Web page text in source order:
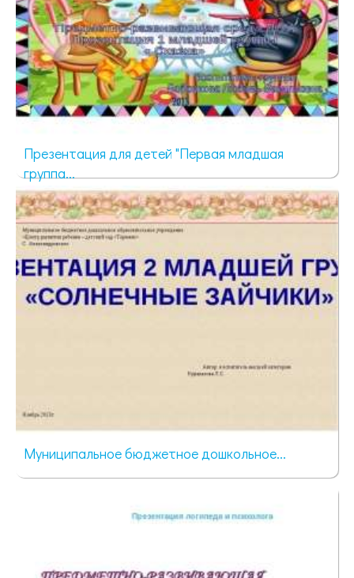
Презентация для детей "Первая младшая
группа...
1340 просмотров
Муниципальное бюджетное дошкольное...